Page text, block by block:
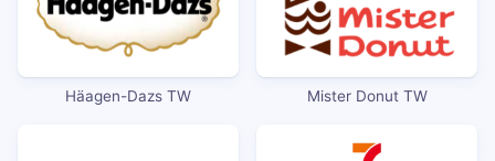
Häagen-Dazs TW Mister Donut TW